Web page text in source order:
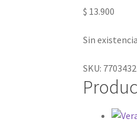
$ 13.900
Sin
SKU: